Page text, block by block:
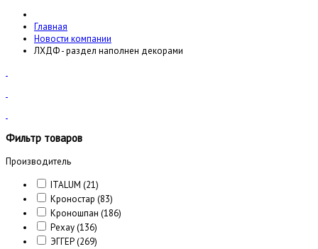
Главная
Новости компании
ЛХДФ - раздел наполнен декорами
Фильтр товаров
Производитель
ITALUM (21)
Кроностар (83)
Кроношпан (186)
Рехау(136)
ЭГГЕР(269)